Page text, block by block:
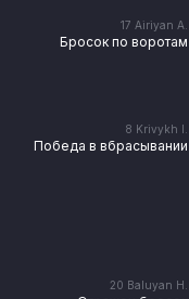
17 Airiyan A.
Бросок по воротам
8 Krivykh I.
Победа в вбрасывании
20 Baluyan H.